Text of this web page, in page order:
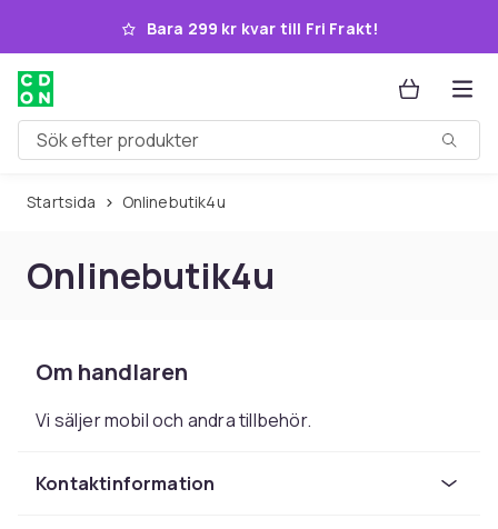
Hoppa till huvudinnehållet
Bara 299 kr kvar till Fri Frakt!
Sök efter produkter
Startsida Onlinebutik4u
Onlinebutik4u
Om handlaren
Vi säljer mobil och andra tillbehör.
Kontaktinformation